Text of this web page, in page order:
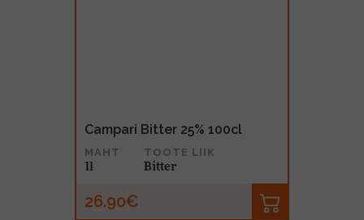
Campari Bitter 25% 100cl
MAHT
1l
TOOTE LIIK
Bitter
26.90€